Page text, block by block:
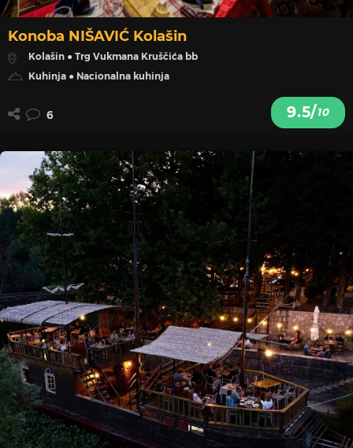
Konoba NIŠAVIĆ Kolašin
Kolašin ● Trg Vukmana Kruščića bb
Kuhinja ● Nacionalna kuhinja
9.5/10
6